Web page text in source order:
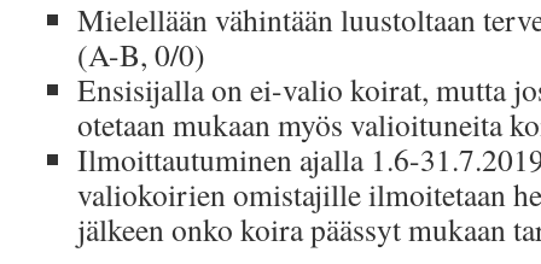
Mielellään vähintään luustoltaan
(A-B, 0/0)
Ensisijalla on ei-valio koirat, mutta
otetaan mukaan myös valioituneita
Ilmoittautuminen ajalla 1.6-
valiokoirien omistajille ilmoitetaan
jälkeen onko koira päässyt mukaan